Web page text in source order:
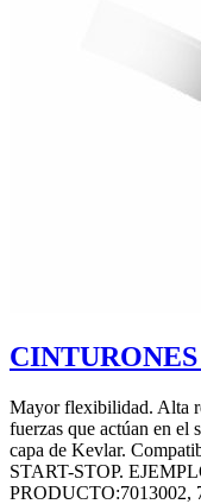
Mayor flexibilidad. Alta
fuerzas que actúan en el
capa de Kevlar.
START-STOP.
PRODUCTO:7013002,